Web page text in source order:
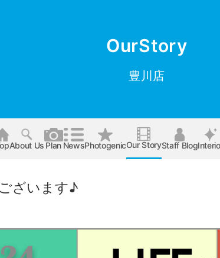
OurStory
豊川店
About Us Plan NewsPhotogenicOur StoryStaff Blog
ざいます♪